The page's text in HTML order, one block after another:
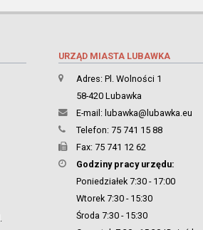
URZĄD MIASTA LUBAWKA
Adres: Pl. Wolności 1
58-420 Lubawka
E-mail: lubawka@lubawka.eu
Telefon: 75 741 15 88
Fax: 75 741 12 62
Godziny pracy urzędu:
Poniedziałek 7:30 - 17:00
Wtorek 7:30 - 15:30
Środa 7:30 - 15:30